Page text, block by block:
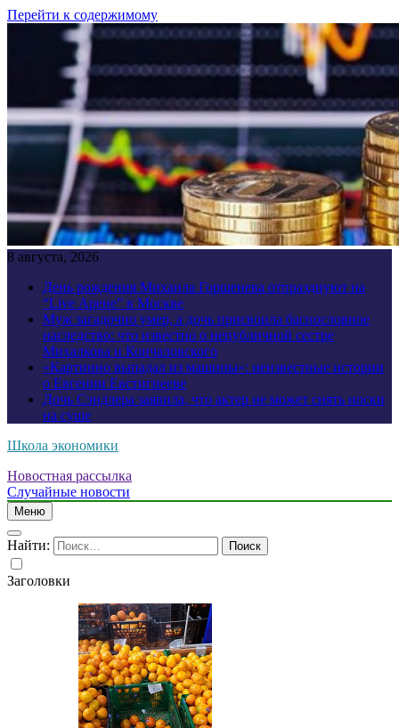
Перейти к содержимому
8 августа, 2026
День рождения Михаила Горшенева отпразднуют на
“Live Арене” в Москве
Муж загадочно умер, а дочь присвоила баснословное
наследство: что известно о непубличной сестре
Михалкова и Кончаловского
«Картинно выпадал из машины»: неизвестные истории
о Евгении Евстигнееве
Дочь Сэндлера заявила, что актер не может снять носки
на суше
Школа экономики
Новостная рассылка
Случайные новости
Меню
Найти:
Заголовки